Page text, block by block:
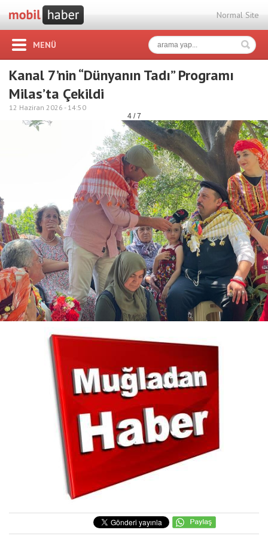
Normal Site
MENÜ
Kanal 7’nin “Dünyanın Tadı” Programı
Milas’ta Çekildi
12 Haziran 2026 - 14:50
4 / 7